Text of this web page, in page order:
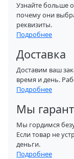
Узнайте больше
почему они
реквизиты.
Подробнее
Доставка
Доставим ваш
время и день.
Подробнее
Мы
Мы гордимся
Если товар не
деньги.
Подробнее